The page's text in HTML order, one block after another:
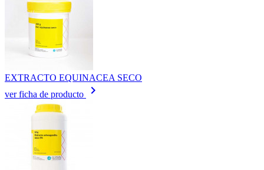
EXTRACTO EQUINACEA SECO
ver ficha de producto
keyboard_arrow_right